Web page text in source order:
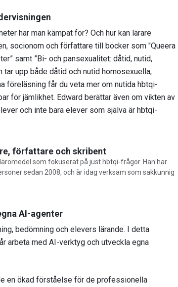
har man kämpat för? Och hur kan lärare
socionom och författare till böcker som "Queera
samt ”Bi- och pansexualitet: dåtid, nutid,
upp både dåtid och nutid homosexuella,
föreläsning får du veta mer om nutida hbtqi-
för jämlikhet. Edward berättar även om vikten av
och inte bara elever som själva är hbtqi-
författare och skribent
som fokuserat på just hbtqi-frågor. Han har
sedan 2008, och är idag verksam som sakkunnig
AI-agenter
bedömning och elevers lärande. I detta
arbeta med AI-verktyg och utveckla egna
en ökad förståelse för de professionella